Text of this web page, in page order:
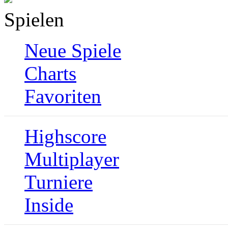
Spielen
Neue Spiele
Charts
Favoriten
Highscore
Multiplayer
Turniere
Inside